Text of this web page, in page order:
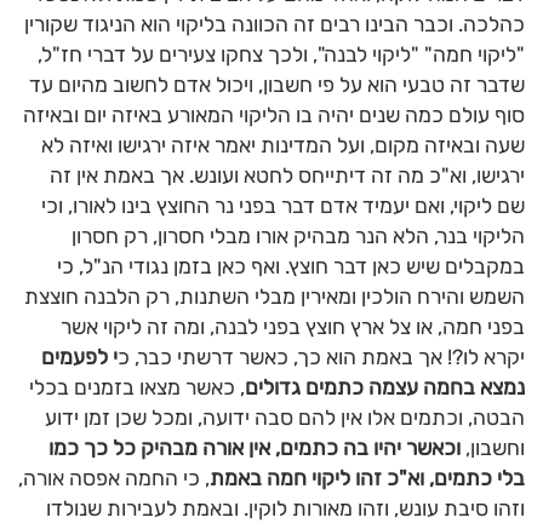
כהלכה. וכבר הבינו רבים זה הכוונה בליקוי הוא הניגוד שקורין
"ליקוי חמה" "ליקוי לבנה", ולכך צחקו צעירים על דברי חז"ל,
שדבר זה טבעי הוא על פי חשבון, ויכול אדם לחשוב מהיום עד
סוף עולם כמה שנים יהיה בו הליקוי המאורע באיזה יום ובאיזה
שעה ובאיזה מקום, ועל המדינות יאמר איזה ירגישו ואיזה לא
ירגישו, וא"כ מה זה דיתייחס לחטא ועונש. אך באמת אין זה
שם ליקוי, ואם יעמיד אדם דבר בפני נר החוצץ בינו לאורו, וכי
הליקוי בנר, הלא הנר מבהיק אורו מבלי חסרון, רק חסרון
במקבלים שיש כאן דבר חוצץ. ואף כאן בזמן נגודי הנ"ל, כי
השמש והירח הולכין ומאירין מבלי השתנות, רק הלבנה חוצצת
בפני חמה, או צל ארץ חוצץ בפני לבנה, ומה זה ליקוי אשר
יקרא לו?! אך באמת הוא כך, כאשר דרשתי כבר, כי לפעמים
נמצא בחמה עצמה כתמים גדולים, כאשר מצאו בזמנים בכלי
הבטה, וכתמים אלו אין להם סבה ידועה, ומכל שכן זמן ידוע
וחשבון, וכאשר יהיו בה כתמים, אין אורה מבהיק כל כך כמו
בלי כתמים, וא"כ זהו ליקוי חמה באמת, כי החמה אפסה אורה,
וזהו סיבת עונש, וזהו מאורות לוקין. ובאמת לעבירות שנולדו